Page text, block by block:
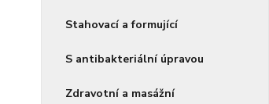
Stahovací a formující
S antibakteriální úpravou
Zdravotní a masážní